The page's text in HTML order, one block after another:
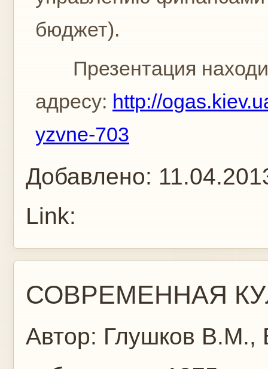
бюджет).
Презентация
адресу: http://
yzvne-703
Добавлено:
Link:
СОВРЕМЕННАЯ
Автор: Глушков В.М.,